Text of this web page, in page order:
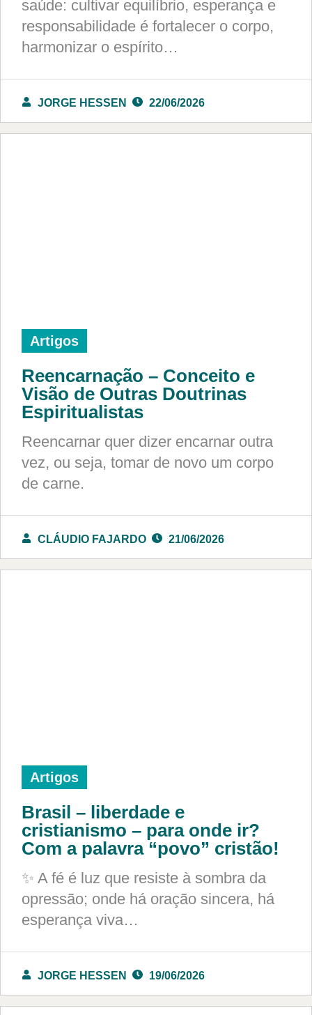
saúde: cultivar equilíbrio, esperança e
responsabilidade é fortalecer o corpo,
harmonizar o espírito…
JORGE HESSEN 22/06/2026
Artigos
Reencarnação – Conceito e
Visão de Outras Doutrinas
Espiritualistas
Reencarnar quer dizer encarnar outra
vez, ou seja, tomar de novo um corpo
de carne.
CLÁUDIO FAJARDO 21/06/2026
Artigos
Brasil – liberdade e
cristianismo – para onde ir?
Com a palavra “povo” cristão!
✨ A fé é luz que resiste à sombra da
opressão; onde há oração sincera, há
esperança viva…
JORGE HESSEN 19/06/2026